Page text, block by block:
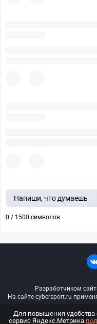
Напиши, что думаешь
0 / 1500 символов
Разработчиком
На сайте cybersport.ru
© ООО
Для повышения
сервис Яндекс.Метрика